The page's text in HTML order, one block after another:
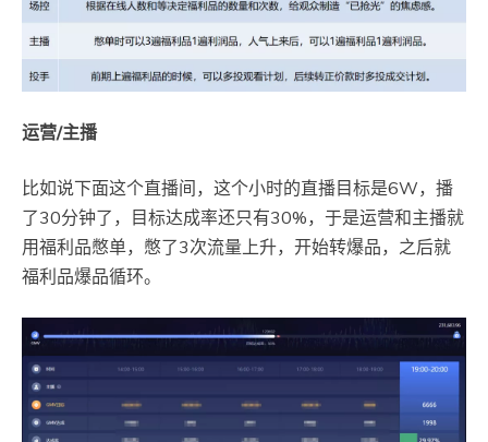
运营/主播
比如说下面这个直播间，这个小时的直播目标是6W，播
了30分钟了，目标达成率还只有30%，于是运营和主播就
用福利品憋单，憋了3次流量上升，开始转爆品，之后就
福利品爆品循环。